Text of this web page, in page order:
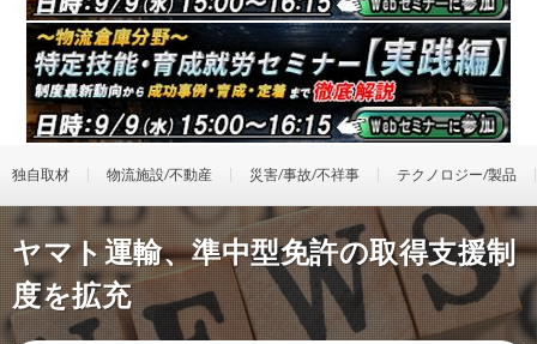
独自取材 物流施設/不動産 災害/事故/不祥事 テクノロジー/製品
ヤマト運輸、準中型免許の取得支援制
度を拡充